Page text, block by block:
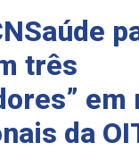
três
em
da